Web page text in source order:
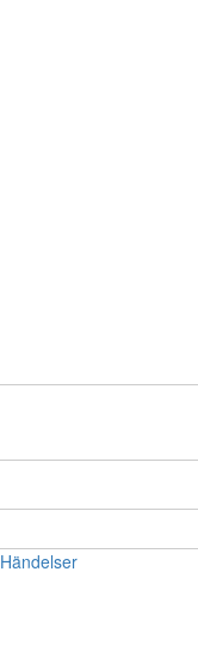
Händelser